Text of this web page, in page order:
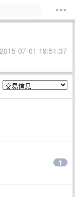
07-01 19:51:37
1